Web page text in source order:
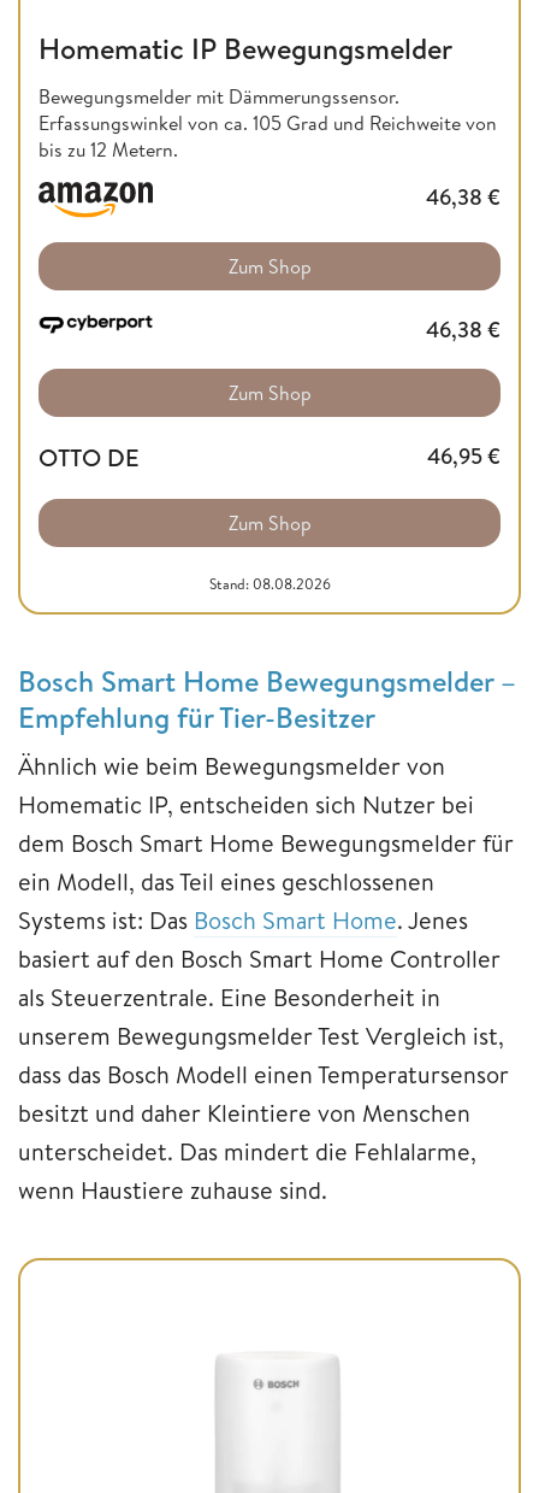
Homematic IP Bewegungsmelder
Bewegungsmelder mit Dämmerungssensor.
Erfassungswinkel von ca. 105 Grad und Reichweite von
bis zu 12 Metern.
46,38 €
Zum Shop
46,38 €
Zum Shop
OTTO DE 46,95€
Zum Shop
Stand: 08.08.2026
Bosch Smart Home Bewegungsmelder –
Empfehlung für Tier-Besitzer
Ähnlich wie beim Bewegungsmelder von
Homematic IP, entscheiden sich Nutzer bei
dem Bosch Smart Home Bewegungsmelder für
ein Modell, das Teil eines geschlossenen
Systems ist: Das Bosch Smart Home. Jenes
basiert auf den Bosch Smart Home Controller
als Steuerzentrale. Eine Besonderheit in
unserem Bewegungsmelder Test Vergleich ist,
dass das Bosch Modell einen Temperatursensor
besitzt und daher Kleintiere von Menschen
unterscheidet. Das mindert die Fehlalarme,
wenn Haustiere zuhause sind.